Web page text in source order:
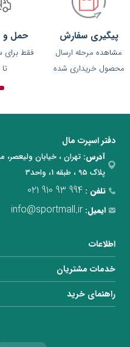
پیگیری سفارش
مشاهده مرحله ارسال
محصول خریداری شده
حمل و
فقط برای
دفتر اسپرت مال
آدرس: تهران ، خیابان ولیعصر،
پلاک 95 ، طبقه 1، واحد3
تلفن : 021 910 93 994
ایمیل: info@sportmall.ir
اطلاعات
خدمات مشتریان
راهنمای خرید